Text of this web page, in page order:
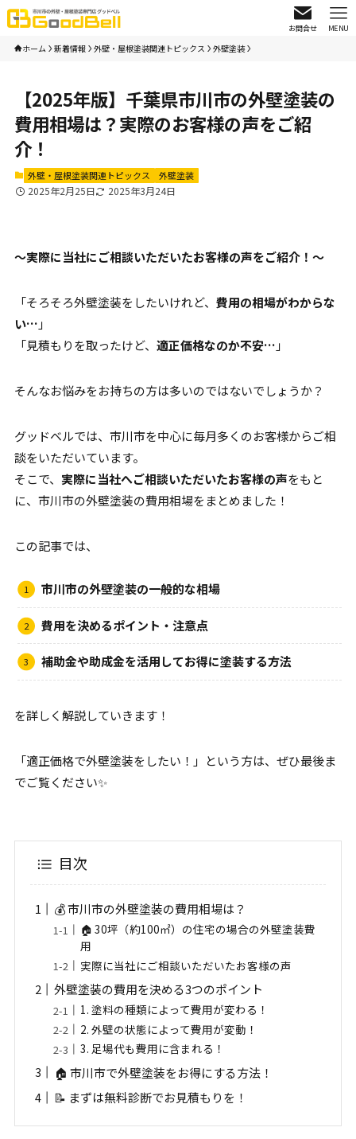
お問合せ MENU
ホーム 新着情報 外壁・屋根塗装関連トピックス 外壁塗装
【2025年版】千葉県市川市の外壁塗装の
費用相場は？実際のお客様の声をご紹
介！
外壁・屋根塗装関連トピックス 外壁塗装
2025年2月25日 2025年3月24日
〜実際に当社にご相談いただいたお客様の声をご紹介！〜
「そろそろ外壁塗装をしたいけれど、 費用の相場がわからな
い… 」
「見積もりを取ったけど、 適正価格なのか不安… 」
そんなお悩みをお持ちの方は多いのではないでしょうか？
グッドベルでは、市川市を中心に毎月多くのお客様からご相
談をいただいています。
そこで、 実際に当社へご相談いただいたお客様の声をもと
に、市川市の外壁塗装の費用相場をまとめました！
この記事では、
市川市の外壁塗装の一般的な相場
費用を決めるポイント・注意点
補助金や助成金を活用してお得に塗装する方法
を詳しく解説していきます！
「適正価格で外壁塗装をしたい！」という方は、ぜひ最後ま
でご覧ください✨
目次
💰 市川市の外壁塗装の費用相場は？
🏠 30坪（約100㎡）の住宅の場合の外壁塗装費
用
実際に当社にご相談いただいたお客様の声
外壁塗装の費用を決める3つのポイント
1. 塗料の種類によって費用が変わる！
2. 外壁の状態によって費用が変動！
3. 足場代も費用に含まれる！
🏠 市川市で外壁塗装をお得にする方法！
📝 まずは無料診断でお見積もりを！